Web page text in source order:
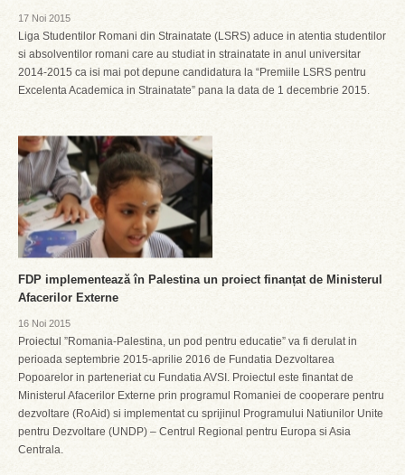
17 Noi 2015
Liga Studentilor Romani din Strainatate (LSRS) aduce in atentia studentilor
si absolventilor romani care au studiat in strainatate in anul universitar
2014-2015 ca isi mai pot depune candidatura la “Premiile LSRS pentru
Excelenta Academica in Strainatate” pana la data de 1 decembrie 2015.
FDP implementează în Palestina un proiect finanțat de Ministerul
Afacerilor Externe
16 Noi 2015
Proiectul ”Romania-Palestina, un pod pentru educatie” va fi derulat in
perioada septembrie 2015-aprilie 2016 de Fundatia Dezvoltarea
Popoarelor in parteneriat cu Fundatia AVSI. Proiectul este finantat de
Ministerul Afacerilor Externe prin programul Romaniei de cooperare pentru
dezvoltare (RoAid) si implementat cu sprijinul Programului Natiunilor Unite
pentru Dezvoltare (UNDP) – Centrul Regional pentru Europa si Asia
Centrala.